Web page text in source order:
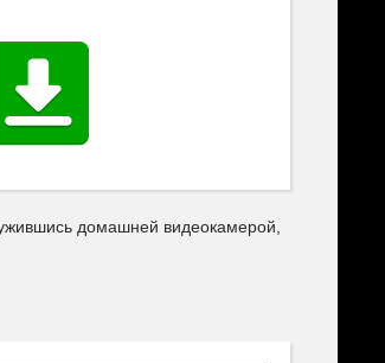
домашней видеокамерой,